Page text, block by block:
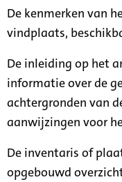
De kenmerken van
vindplaats,
De inleiding op het
informatie over de
achtergronden van
aanwijzingen voor
De inventaris of
opgebouwd